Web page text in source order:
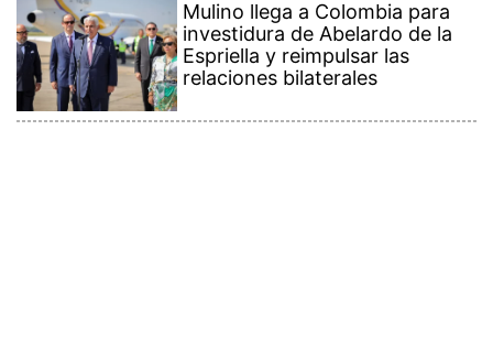
investidura de Abelardo de la
Espriella y reimpulsar las
relaciones bilaterales